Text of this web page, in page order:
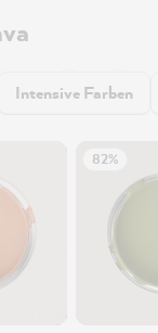
Intensive Farben
82%